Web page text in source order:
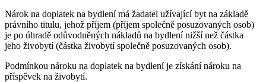
Nárok na doplatek na bydlení má žadatel užívající byt na základě
právního titulu, jehož příjem (příjem společně posuzovaných osob)
je po úhradě odůvodněných nákladů na bydlení nižší než částka
jeho živobytí (částka živobytí společně posuzovaných osob).
Podmínkou nároku na doplatek na bydlení je získání nároku na
příspěvek na živobytí.